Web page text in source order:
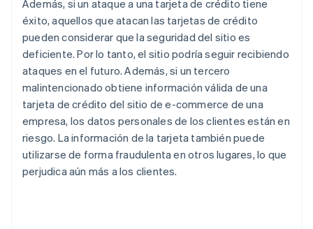
Además, si un ataque a una tarjeta de crédito tiene
éxito, aquellos que atacan las tarjetas de crédito
pueden considerar que la seguridad del sitio es
deficiente. Por lo tanto, el sitio podría seguir recibiendo
ataques en el futuro. Además, si un tercero
malintencionado obtiene información válida de una
tarjeta de crédito del sitio de e-commerce de una
empresa, los datos personales de los clientes están en
riesgo. La información de la tarjeta también puede
utilizarse de forma fraudulenta en otros lugares, lo que
perjudica aún más a los clientes.